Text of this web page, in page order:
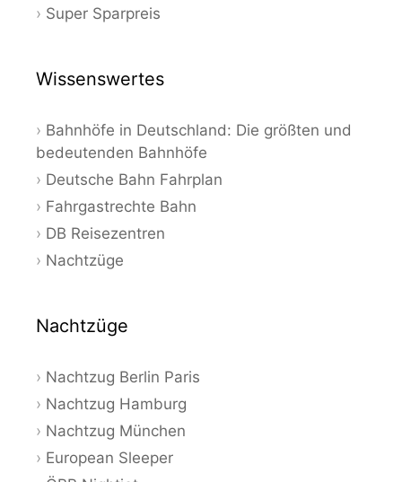
Super Sparpreis
Wissenswertes
Bahnhöfe in Deutschland: Die größten und
bedeutenden Bahnhöfe
Deutsche Bahn Fahrplan
Fahrgastrechte Bahn
DB Reisezentren
Nachtzüge
Nachtzüge
Nachtzug Berlin Paris
Nachtzug Hamburg
Nachtzug München
European Sleeper